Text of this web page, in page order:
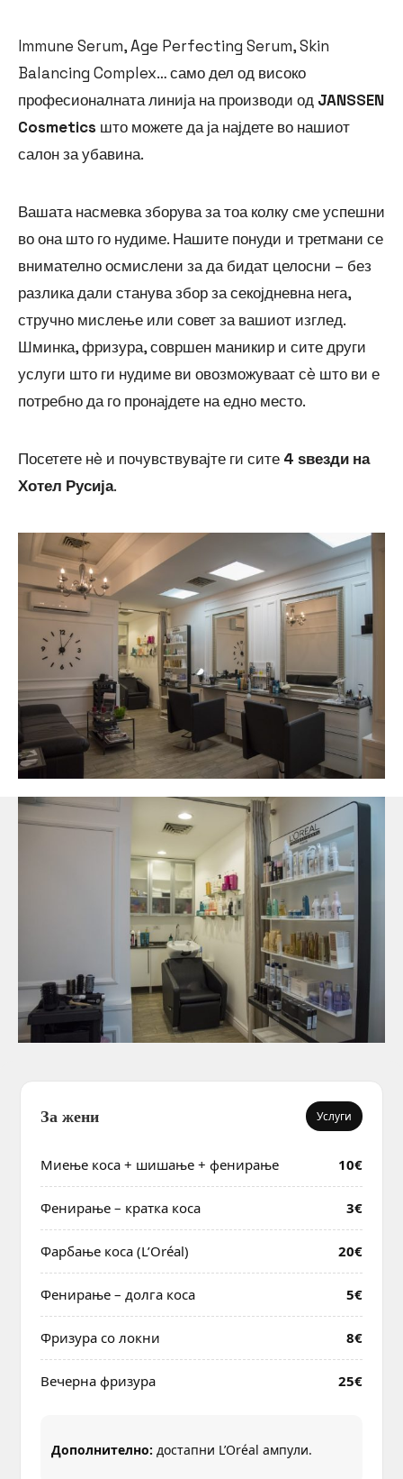
Immune Serum, Age Perfecting Serum, Skin
Balancing Complex… само дел од високо
професионалната линија на производи од JANSSEN
Cosmetics што можете да ја најдете во нашиот
салон за убавина.
Вашата насмевка зборува за тоа колку сме успешни
во она што го нудиме. Нашите понуди и третмани се
внимателно осмислени за да бидат целосни – без
разлика дали станува збор за секојдневна нега,
стручно мислење или совет за вашиот изглед.
Шминка, фризура, совршен маникир и сите други
услуги што ги нудиме ви овозможуваат сè што ви е
потребно да го пронајдете на едно место.
Посетете нè и почувствувајте ги сите 4 ѕвезди на
Хотел Русија.
За жени Услуги
Миење коса + шишање + фенирање 10€
Фенирање – кратка коса 3€
Фарбање коса (L’Oréal) 20€
Фенирање – долга коса 5€
Фризура со локни 8€
Вечерна фризура 25€
Дополнително: достапни L’Oréal ампули.